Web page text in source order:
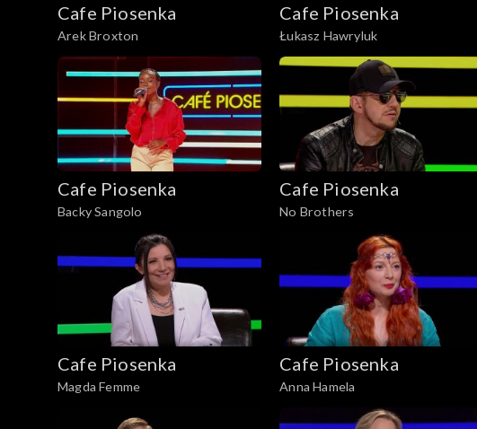
Cafe Piosenka
Arek Broxton
Cafe Piosenka
Łukasz Hawryluk
Cafe Piosenka
Backy Sangolo
Cafe Piosenka
No Brothers
Cafe Piosenka
Magda Femme
Cafe Piosenka
Anna Hamela